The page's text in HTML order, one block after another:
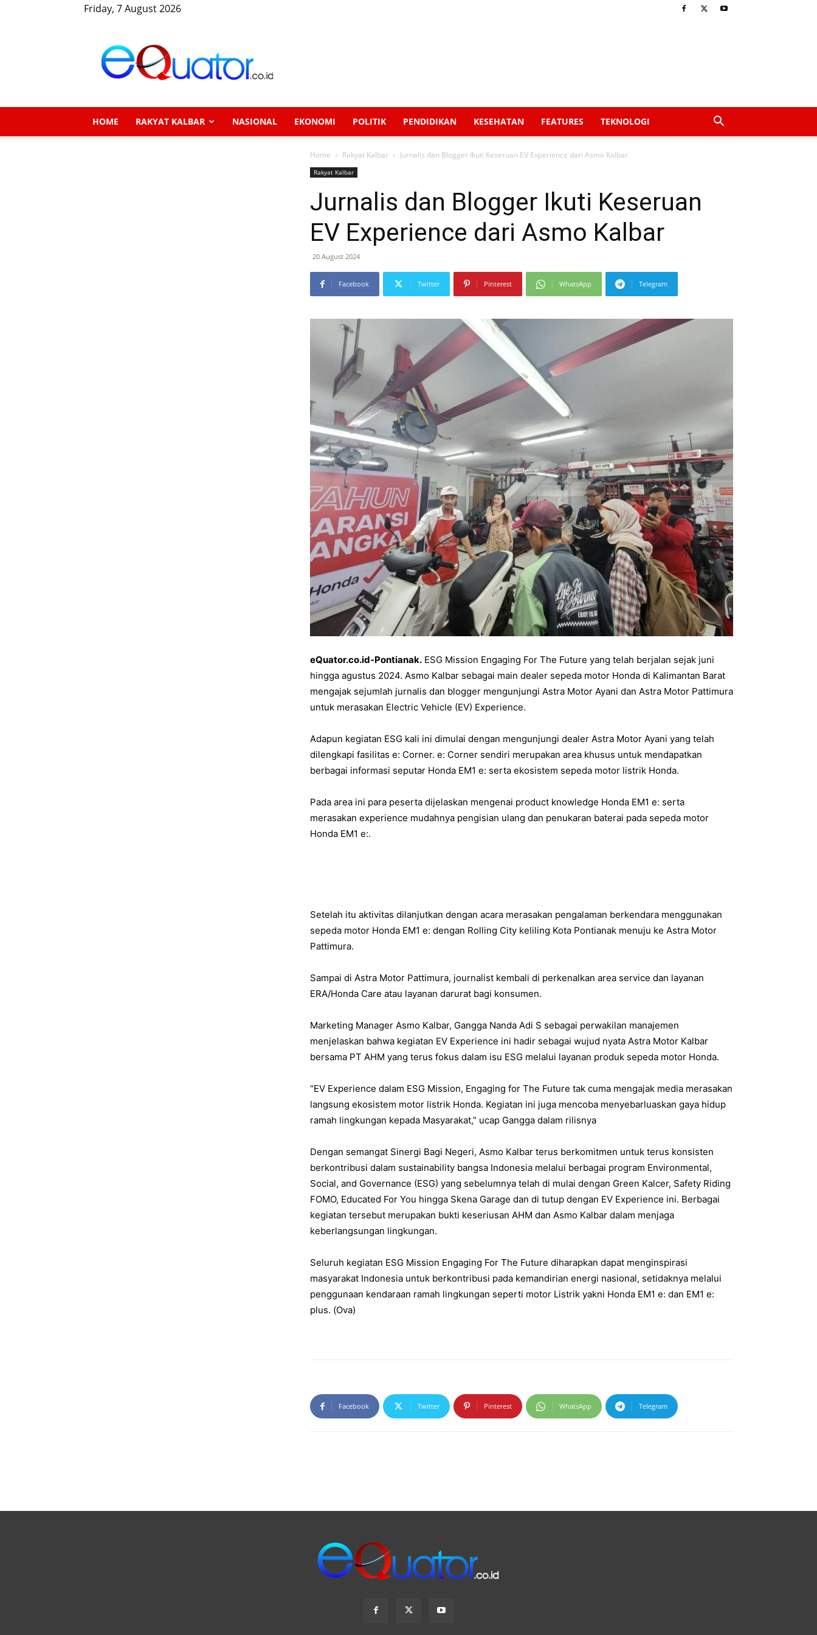
Friday, 7 August 2026
HOME RAKYAT KALBAR NASIONAL EKONOMI POLITIK PENDIDIKAN KESEHATAN FEATURES TEKNOLOGI
Home Rakyat Kalbar Jurnalis dan Blogger Ikuti Keseruan EV Experience dari Asmo Kalbar
Rakyat Kalbar
Jurnalis dan Blogger Ikuti Keseruan
EV Experience dari Asmo Kalbar
20 August 2024
Facebook Twitter Pinterest WhatsApp Telegram
eQuator.co.id-Pontianak. ESG Mission Engaging For The Future yang telah berjalan sejak juni
hingga agustus 2024. Asmo Kalbar sebagai main dealer sepeda motor Honda di Kalimantan Barat
mengajak sejumlah jurnalis dan blogger mengunjungi Astra Motor Ayani dan Astra Motor Pattimura
untuk merasakan Electric Vehicle (EV) Experience.
Adapun kegiatan ESG kali ini dimulai dengan mengunjungi dealer Astra Motor Ayani yang telah
dilengkapi fasilitas e: Corner. e: Corner sendiri merupakan area khusus untuk mendapatkan
berbagai informasi seputar Honda EM1 e: serta ekosistem sepeda motor listrik Honda.
Pada area ini para peserta dijelaskan mengenai product knowledge Honda EM1 e: serta
merasakan experience mudahnya pengisian ulang dan penukaran baterai pada sepeda motor
Honda EM1 e:.
Setelah itu aktivitas dilanjutkan dengan acara merasakan pengalaman berkendara menggunakan
sepeda motor Honda EM1 e: dengan Rolling City keliling Kota Pontianak menuju ke Astra Motor
Pattimura.
Sampai di Astra Motor Pattimura, journalist kembali di perkenalkan area service dan layanan
ERA/Honda Care atau layanan darurat bagi konsumen.
Marketing Manager Asmo Kalbar, Gangga Nanda Adi S sebagai perwakilan manajemen
menjelaskan bahwa kegiatan EV Experience ini hadir sebagai wujud nyata Astra Motor Kalbar
bersama PT AHM yang terus fokus dalam isu ESG melalui layanan produk sepeda motor Honda.
“EV Experience dalam ESG Mission, Engaging for The Future tak cuma mengajak media merasakan
langsung ekosistem motor listrik Honda. Kegiatan ini juga mencoba menyebarluaskan gaya hidup
ramah lingkungan kepada Masyarakat,” ucap Gangga dalam rilisnya
Dengan semangat Sinergi Bagi Negeri, Asmo Kalbar terus berkomitmen untuk terus konsisten
berkontribusi dalam sustainability bangsa Indonesia melalui berbagai program Environmental,
Social, and Governance (ESG) yang sebelumnya telah di mulai dengan Green Kalcer, Safety Riding
FOMO, Educated For You hingga Skena Garage dan di tutup dengan EV Experience ini. Berbagai
kegiatan tersebut merupakan bukti keseriusan AHM dan Asmo Kalbar dalam menjaga
keberlangsungan lingkungan.
Seluruh kegiatan ESG Mission Engaging For The Future diharapkan dapat menginspirasi
masyarakat Indonesia untuk berkontribusi pada kemandirian energi nasional, setidaknya melalui
penggunaan kendaraan ramah lingkungan seperti motor Listrik yakni Honda EM1 e: dan EM1 e:
plus. (Ova)
Facebook Twitter Pinterest WhatsApp Telegram